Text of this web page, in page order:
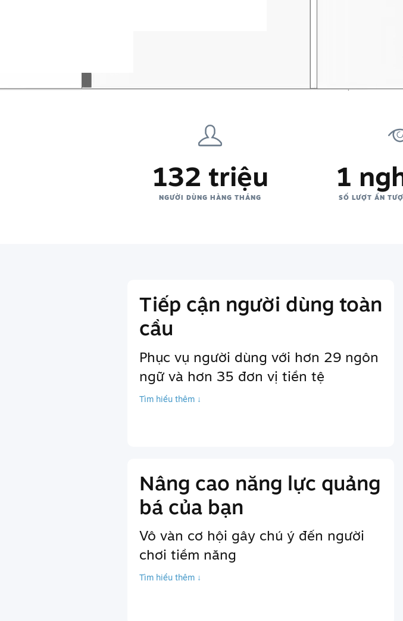
132 triệu
NGƯỜI DÙNG HÀNG THÁNG
1
SỐ LƯỢT ẤN
Tiếp cận người dùng toàn
cầu
Phục vụ người dùng với hơn 29 ngôn
ngữ và hơn 35 đơn vị tiền tệ
Tìm hiểu thêm ↓
Nâng cao năng lực quảng
bá của bạn
Vô vàn cơ hội gây chú ý đến người
chơi tiềm năng
Tìm hiểu thêm ↓